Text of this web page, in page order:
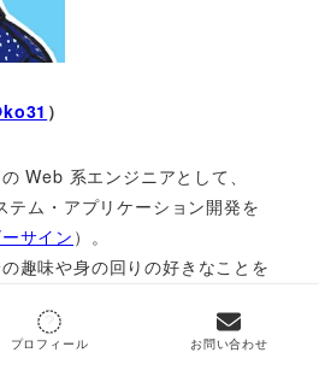
）
Web 系エンジニアとして、
テム・アプリケーション開発を
サイン ）。
趣味や身の回りの好きなことを
はこちら
プロフィール お問い合わせ